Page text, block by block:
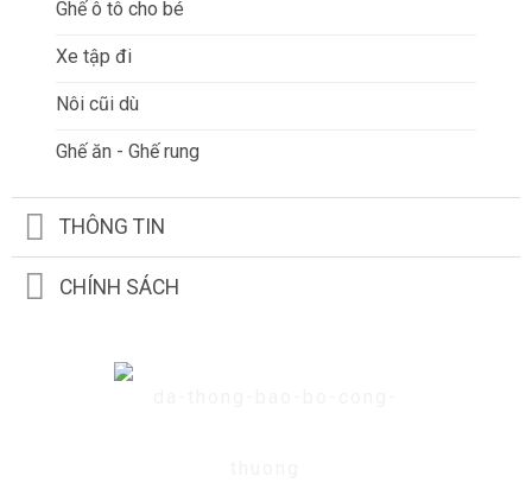
Ghế ô tô cho bé
Xe tập đi
Nôi cũi dù
Ghế ăn - Ghế rung
THÔNG TIN
CHÍNH SÁCH